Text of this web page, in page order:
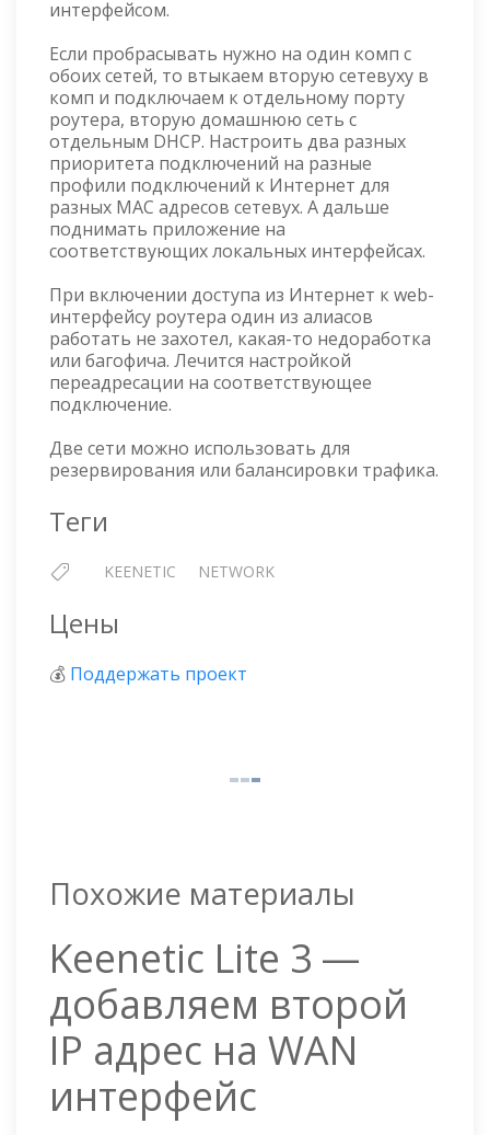
интерфейсом.
Если пробрасывать нужно на один комп с
обоих сетей, то втыкаем вторую сетевуху в
комп и подключаем к отдельному порту
роутера, вторую домашнюю сеть с
отдельным DHCP. Настроить два разных
приоритета подключений на разные
профили подключений к Интернет для
разных MAC адресов сетевух. А дальше
поднимать приложение на
соответствующих локальных интерфейсах.
При включении доступа из Интернет к web-
интерфейсу роутера один из алиасов
работать не захотел, какая-то недоработка
или багофича. Лечится настройкой
переадресации на соответствующее
подключение.
Две сети можно использовать для
резервирования или балансировки трафика.
Теги
KEENETIC NETWORK
Цены
💰 Поддержать проект
Похожие материалы
Keenetic Lite 3 —
добавляем второй
IP адрес на WAN
интерфейс